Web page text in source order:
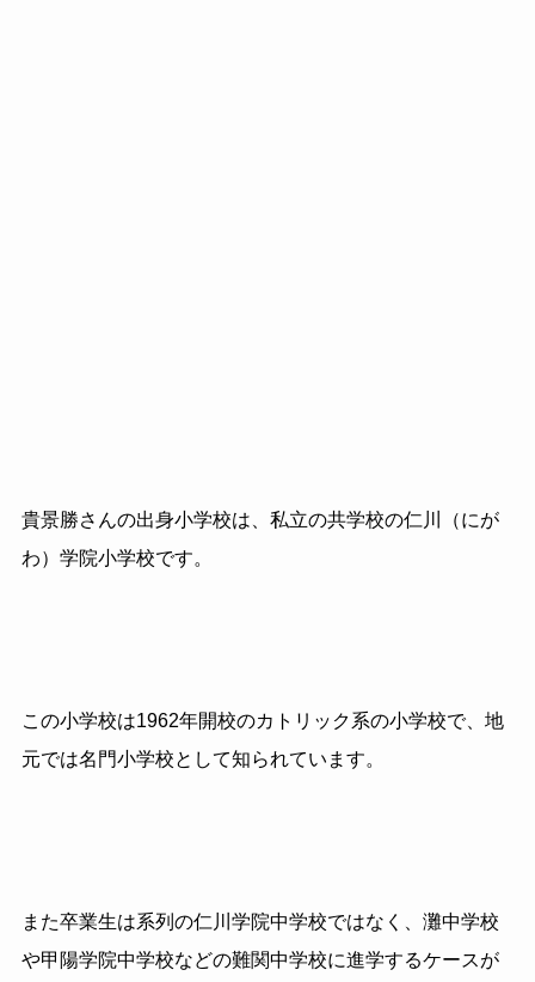
貴景勝さんの出身小学校は、私立の共学校の仁川（にが
わ）学院小学校です。
この小学校は1962年開校のカトリック系の小学校で、地
元では名門小学校として知られています。
また卒業生は系列の仁川学院中学校ではなく、灘中学校
や甲陽学院中学校などの難関中学校に進学するケースが